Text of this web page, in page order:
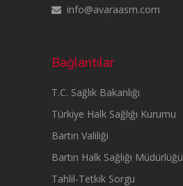
info@avaraasm.com
Bağlantılar
T.C. Sağlık Bakanlığı
Türkiye Halk Sağlığı Kurumu
Bartın Valiliği
Bartın Halk Sağlığı Müdürlüğü
Tahlil-Tetkik Sorgu